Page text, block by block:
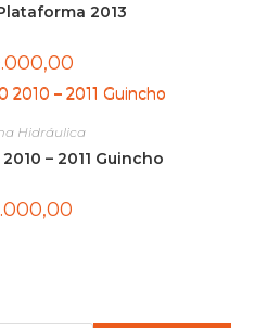
2013
Hidráulica
– 2011 Guincho